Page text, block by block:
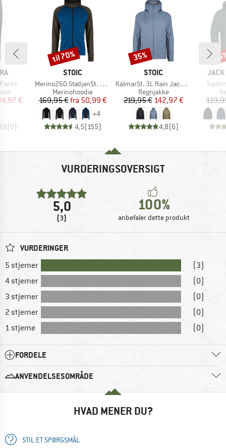
pris
€
(0)
MÆRKE
STOIC
Artikel
Merino260 StadjanSt. Hoody
Produktgruppe
Merinohoodie
Pris
169,95 € Nedsat pris
fra 50,99 €
+4
4,5(155)
Rabat
til 70%
MÆRKE
STOIC
Artikel
KalmarSt. 3L Rain Jacket II
Produktgruppe
Regnjakke
Pris
219,95 € Nedsat pris
142,97 €
4,8(6)
Rabat
35%
Artikel
VURDERINGSOVERSIGT
5,0
(3)
100%
anbefaler dette produkt
VURDERINGER
5 stjerner
(3)
4 stjerner
(0)
3 stjerner
(0)
2 stjerner
(0)
1 stjerne
(0)
FORDELE
ANVENDELSESOMRÅDE
HVAD MENER DU?
STIL ET SPØRGSMÅL